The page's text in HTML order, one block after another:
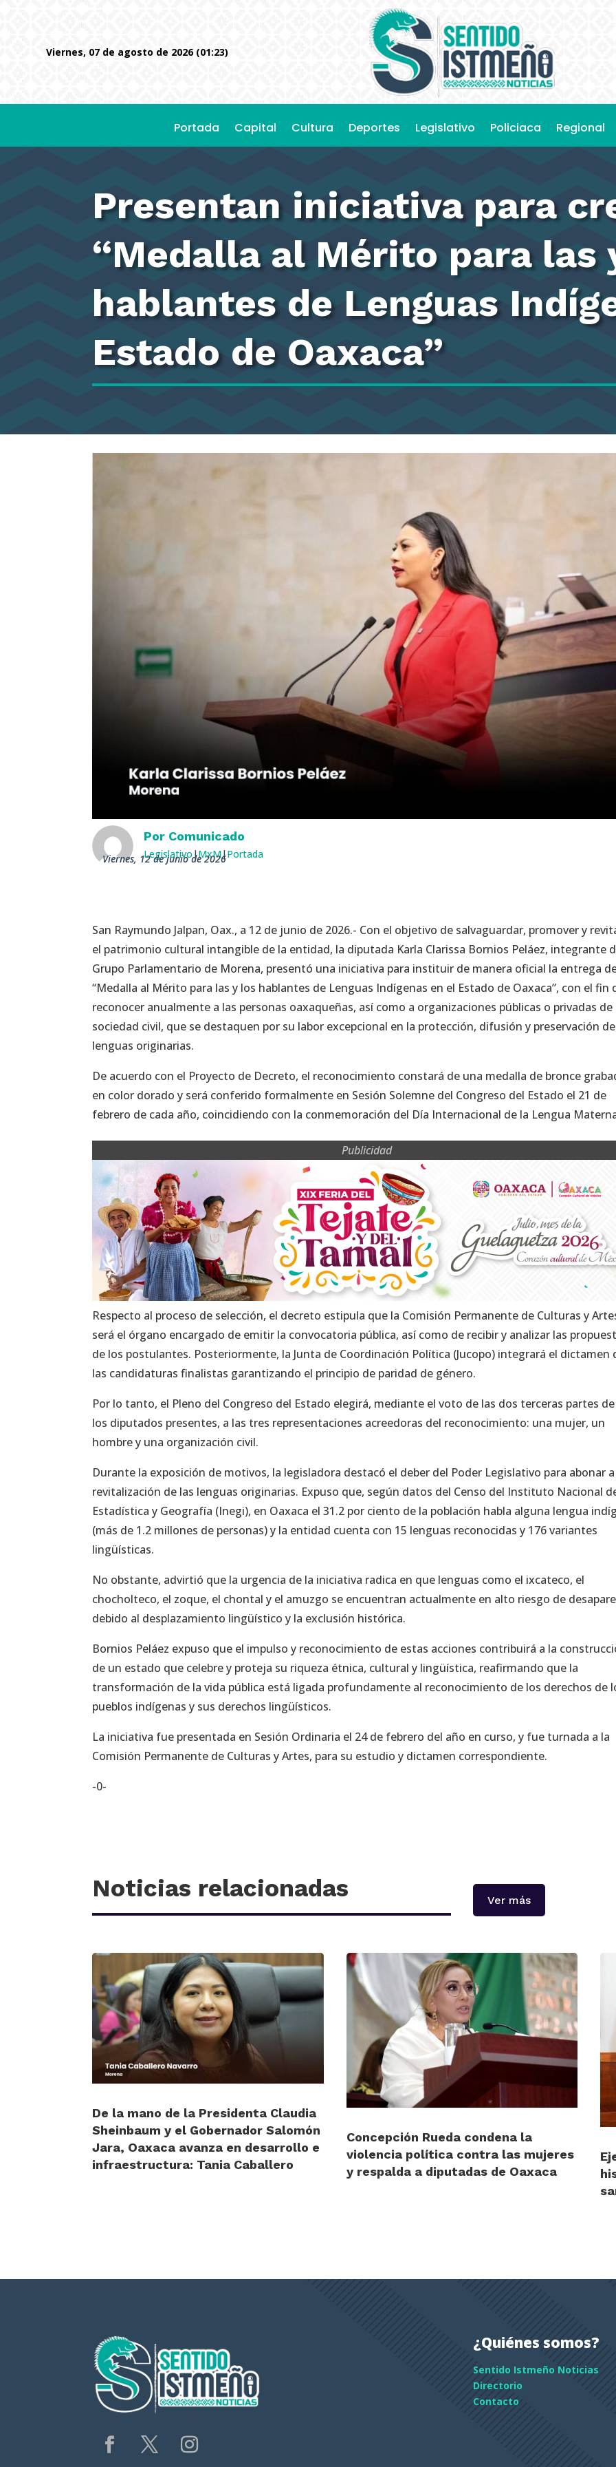
viernes, 07 de agosto de 2026 (01:23)
Portada Capital Cultura Deportes Legislativo Policiaca Regional
Presentan iniciativa para
“Medalla al Mérito para las
hablantes de Lenguas
Estado de Oaxaca”
Por Comunicado
Legislativo|MxM|Portada
viernes, 12 de junio de 2026
San Raymundo Jalpan, Oax., a 12 de junio de 2026.- Con el objetivo de salvaguardar, promover y
el patrimonio cultural intangible de la entidad, la diputada Karla Clarissa Bornios Peláez, integrante
Grupo Parlamentario de Morena, presentó una iniciativa para instituir de manera oficial la entrega
“Medalla al Mérito para las y los hablantes de Lenguas Indígenas en el Estado de Oaxaca”, con el fin
reconocer anualmente a las personas oaxaqueñas, así como a organizaciones públicas o privadas de
sociedad civil, que se destaquen por su labor excepcional en la protección, difusión y preservación
lenguas originarias.
De acuerdo con el Proyecto de Decreto, el reconocimiento constará de una medalla de bronce
en color dorado y será conferido formalmente en Sesión Solemne del Congreso del Estado el 21 de
febrero de cada año, coincidiendo con la conmemoración del Día Internacional de la Lengua
Publicidad
Respecto al proceso de selección, el decreto estipula que la Comisión Permanente de Culturas y
será el órgano encargado de emitir la convocatoria pública, así como de recibir y analizar las
de los postulantes. Posteriormente, la Junta de Coordinación Política (Jucopo) integrará el dictamen
las candidaturas finalistas garantizando el principio de paridad de género.
Por lo tanto, el Pleno del Congreso del Estado elegirá, mediante el voto de las dos terceras partes
los diputados presentes, a las tres representaciones acreedoras del reconocimiento: una mujer, un
hombre y una organización civil.
Durante la exposición de motivos, la legisladora destacó el deber del Poder Legislativo para abonar
revitalización de las lenguas originarias. Expuso que, según datos del Censo del Instituto Nacional
Estadística y Geografía (Inegi), en Oaxaca el 31.2 por ciento de la población habla alguna lengua
(más de 1.2 millones de personas) y la entidad cuenta con 15 lenguas reconocidas y 176 variantes
lingüísticas.
No obstante, advirtió que la urgencia de la iniciativa radica en que lenguas como el ixcateco, el
chocholteco, el zoque, el chontal y el amuzgo se encuentran actualmente en alto riesgo de
debido al desplazamiento lingüístico y la exclusión histórica.
Bornios Peláez expuso que el impulso y reconocimiento de estas acciones contribuirá a la
de un estado que celebre y proteja su riqueza étnica, cultural y lingüística, reafirmando que la
transformación de la vida pública está ligada profundamente al reconocimiento de los derechos de
pueblos indígenas y sus derechos lingüísticos.
La iniciativa fue presentada en Sesión Ordinaria el 24 de febrero del año en curso, y fue turnada a la
Comisión Permanente de Culturas y Artes, para su estudio y dictamen correspondiente.
-0-
Noticias relacionadas Ver más
De la mano de la Presidenta Claudia
Sheinbaum y el Gobernador Salomón
Jara, Oaxaca avanza en desarrollo e
infraestructura: Tania Caballero
Concepción Rueda condena la
violencia política contra las mujeres
y respalda a diputadas de Oaxaca
¿Quiénes somos?
Sentido Istmeño Noticias
Directorio
Contacto